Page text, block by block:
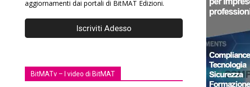
aggiornamenti dai portali di BitMAT Edizioni.
BitMATv – I video di BitMAT